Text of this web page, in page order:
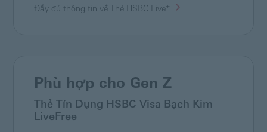
Đầy đủ thông tin về Thẻ HSBC Live +
Phù hợp cho Gen Z
Thẻ Tín Dụng HSBC Visa Bạch Kim
LiveFree